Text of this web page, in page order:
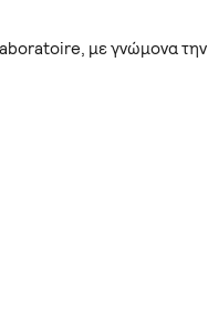
με γνώμονα την